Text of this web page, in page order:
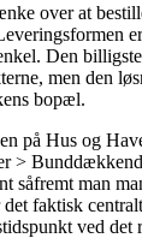
over at
Den
men den
bopæl.
på Hus og
>
såfremt man
faktisk
ved det